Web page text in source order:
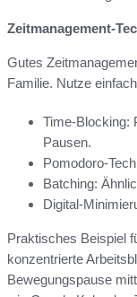
Zeitmanagement-
Gutes
Familie. Nutze
Time-Blocking:
Pausen.
Pomodoro-
Batching:
Digital-
Praktisches Beispiel
konzentrierte
Bewegungspause